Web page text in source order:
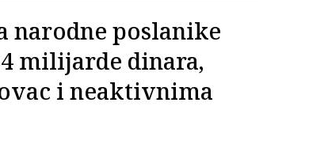
narodne poslanike
milijarde dinara,
i neaktivnima